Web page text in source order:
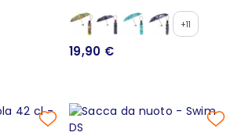
+11
19,90 €